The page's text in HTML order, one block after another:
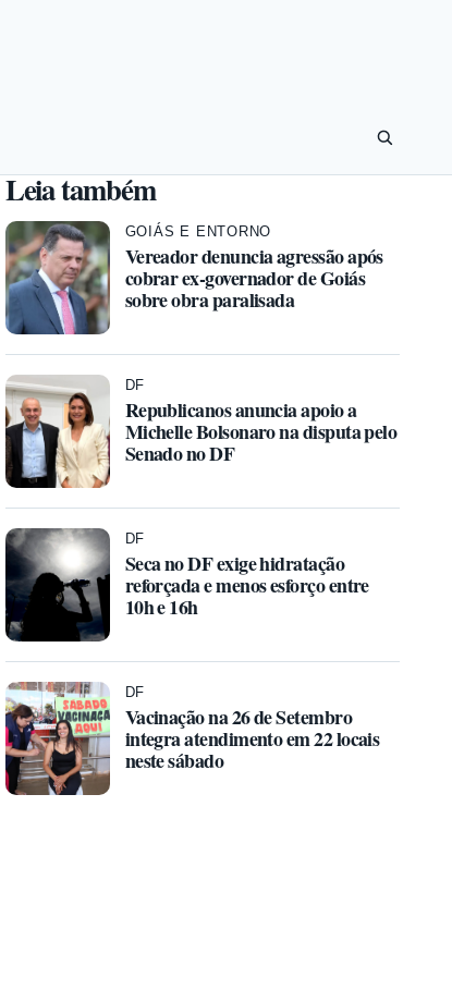
Leia também
GOIÁS E ENTORNO
Vereador denuncia agressão após
cobrar ex-governador de Goiás
sobre obra paralisada
DF
Republicanos anuncia apoio a
Michelle Bolsonaro na disputa pelo
Senado no DF
DF
Seca no DF exige hidratação
reforçada e menos esforço entre
10h e 16h
DF
Vacinação na 26 de Setembro
integra atendimento em 22 locais
neste sábado